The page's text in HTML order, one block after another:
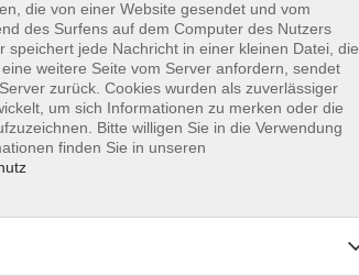
Frauen)
zu mehr Gelassenheit und Resilienz im beruflichen Alltag
Wandern
jedes Alter
die von einer Website gesendet und vom
des Surfens auf dem Computer des Nutzers
speichert jede Nachricht in einer kleinen Datei, die
weitere Seite vom Server anfordern, sendet
zurück. Cookies wurden als zuverlässiger
um sich Informationen zu merken oder die
Bitte willigen Sie in die Verwendung
finden Sie in unseren